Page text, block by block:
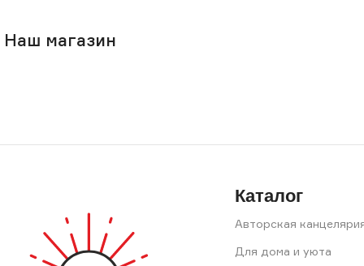
Наш магазин
Каталог
Авторская
Для дома и уюта